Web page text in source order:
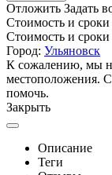
Отложить Задать
Стоимость и сроки
Стоимость и сроки
Город: Ульяновск
К сожалению, мы
местоположения.
помочь.
Закрыть
Описание
Теги